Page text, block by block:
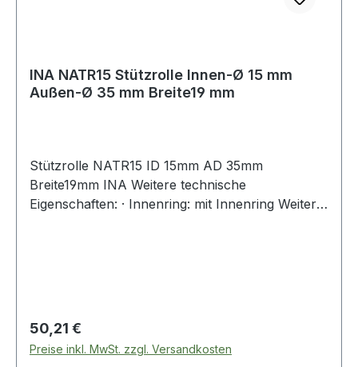
INA NATR15 Stützrolle Innen-Ø 15 mm
Außen-Ø 35 mm Breite19 mm
Stützrolle NATR15 ID 15mm AD 35mm
Breite19mm INA Weitere technische
Eigenschaften: · Innenring: mit Innenring Weitere
Regulärer Preis:
50,21 €
Preise inkl. MwSt. zzgl. Versandkosten